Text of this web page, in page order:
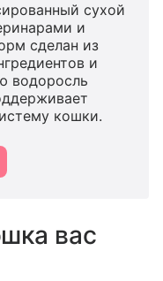
сухой
и
сделан из
и
водоросль
кошки.
вас